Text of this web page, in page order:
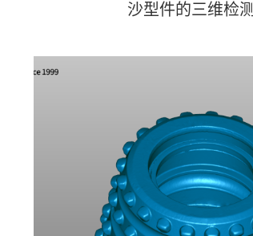
沙型件的三维检测